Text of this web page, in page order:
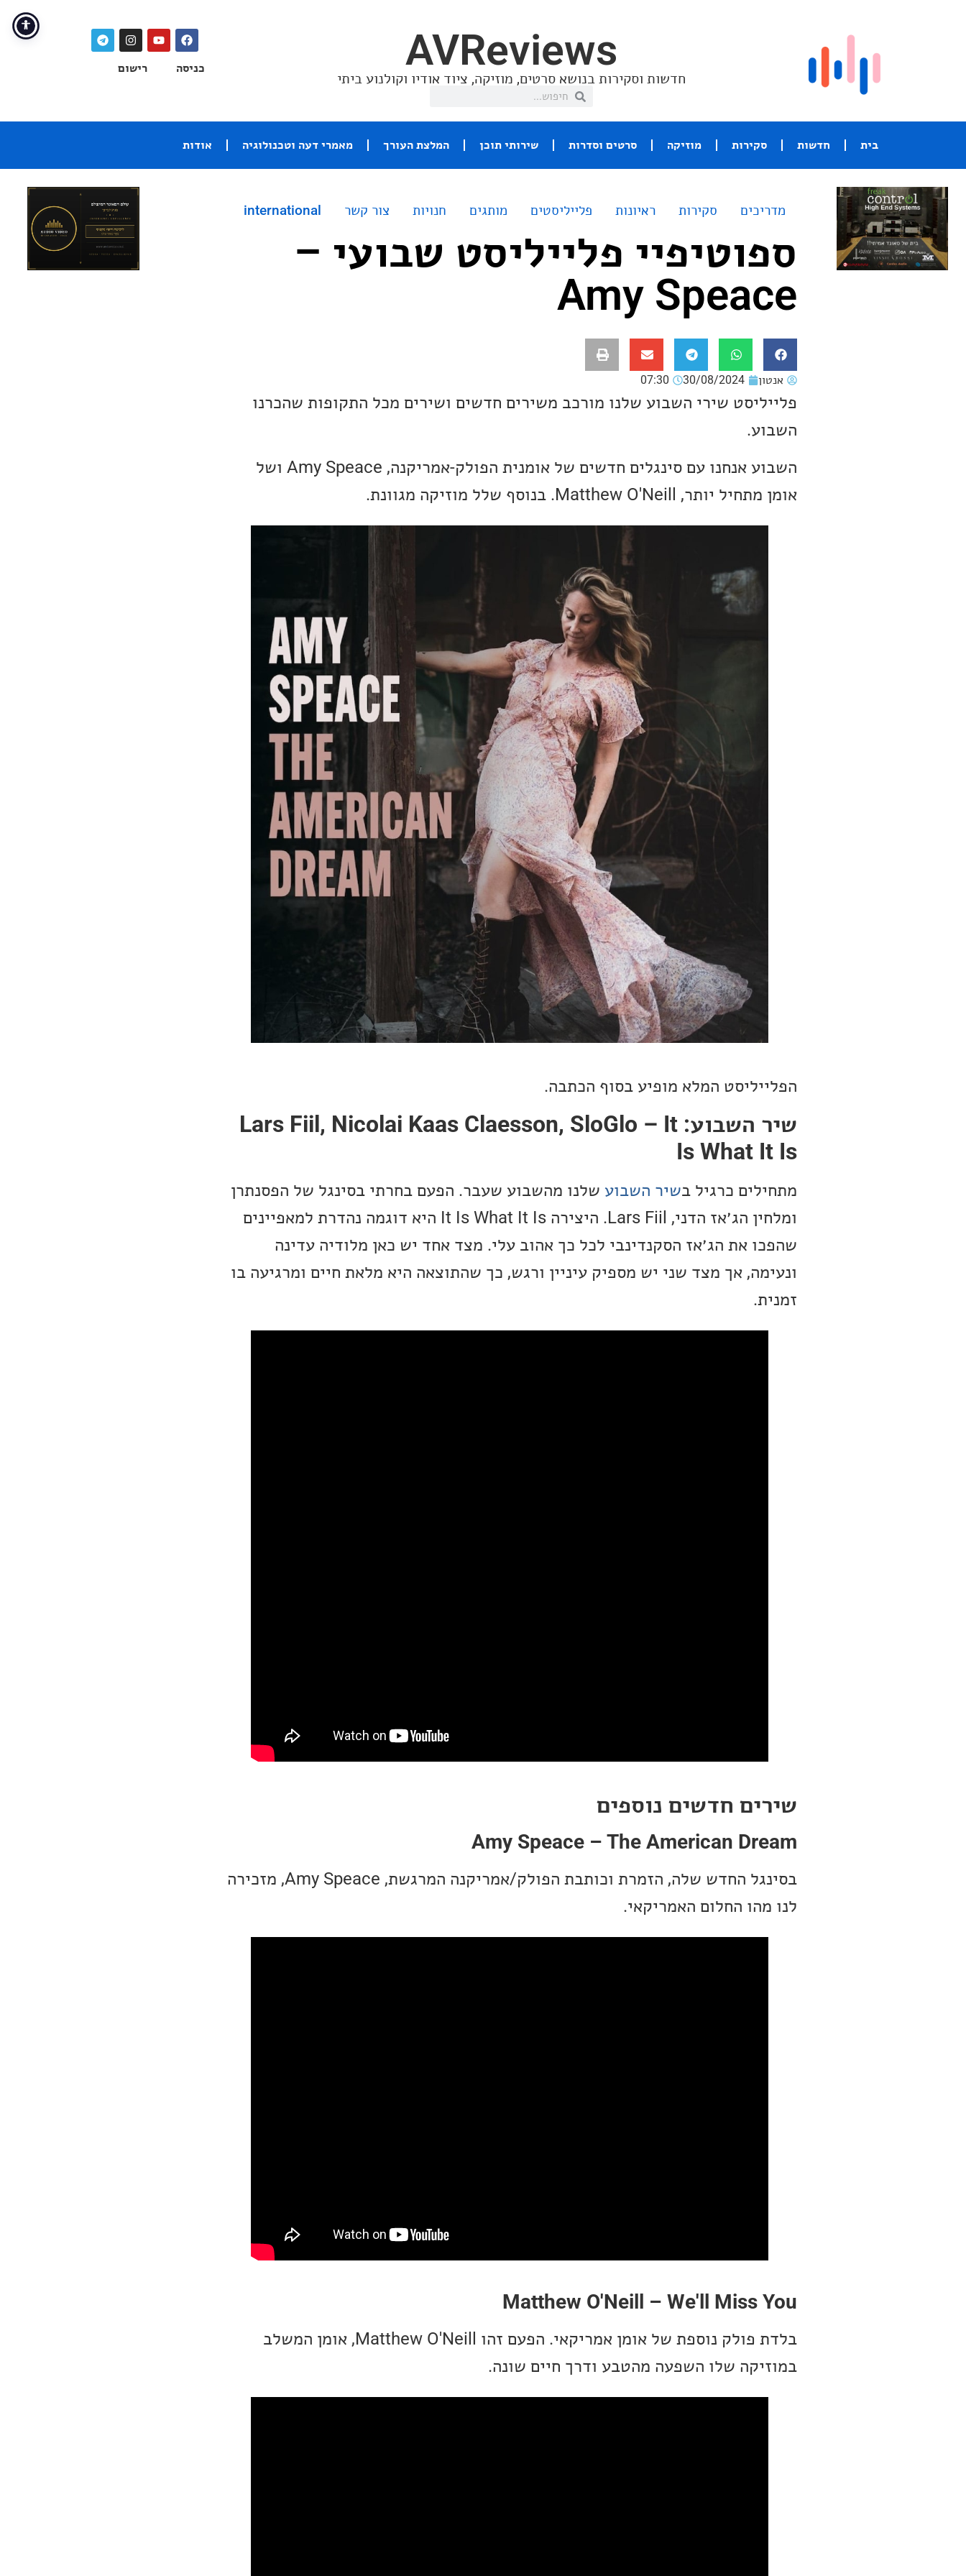
AVReviews
חדשות וסקירות בנושא סרטים, מוזיקה, ציוד אודיו וקולנוע ביתי
כניסה רישום
בית חדשות סקירות מוזיקה סרטים וסדרות שירותי תוכן המלצת העורך מאמרי דעה וטכנולוגיה אודות
מדריכים סקירות ראיונות פלייליסטים מותגים חנויות צור קשר international
ספוטיפיי פלייליסט שבועי –
Amy Speace
אנטון 30/08/2024
07:30
פלייליסט שירי השבוע שלנו מורכב משירים חדשים ושירים מכל התקופות שהכרנו
השבוע.
השבוע אנחנו עם סינגלים חדשים של אומנית הפולק-אמריקנה, Amy Speace ושל
אומן מתחיל יותר, Matthew O'Neill. בנוסף שלל מוזיקה מגוונת.
הפלייליסט המלא מופיע בסוף הכתבה.
שיר השבוע: Lars Fiil, Nicolai Kaas Claesson, SloGlo – It
Is What It Is
מתחילים כרגיל בשיר השבוע שלנו מהשבוע שעבר. הפעם בחרתי בסינגל של הפסנתרן
ומלחין הג׳אז הדני, Lars Fiil. היצירה It Is What It Is היא דוגמה נהדרת למאפיינים
שהפכו את הג׳אז הסקנדינבי לכל כך אהוב עלי. מצד אחד יש כאן מלודיה עדינה
ונעימה, אך מצד שני יש מספיק עיניין ורגש, כך שהתוצאה היא מלאת חיים ומרגיעה בו
זמנית.
שירים חדשים נוספים
Amy Speace – The American Dream
בסינגל החדש שלה, הזמרת וכותבת הפולק/אמריקנה המרגשת, Amy Speace, מזכירה
לנו מהו החלום האמריקאי.
Matthew O'Neill – We'll Miss You
בלדת פולק נוספת של אומן אמריקאי. הפעם זהו Matthew O'Neill, אומן המשלב
במוזיקה שלו השפעה מהטבע ודרך חיים שונה.